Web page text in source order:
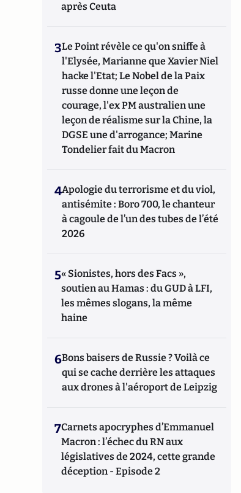
après Ceuta
3Le Point révèle ce qu'on sniffe à
l'Elysée, Marianne que Xavier Niel
hacke l'Etat; Le Nobel de la Paix
russe donne une leçon de
courage, l'ex PM australien une
leçon de réalisme sur la Chine, la
DGSE une d'arrogance; Marine
Tondelier fait du Macron
4Apologie du terrorisme et du viol,
antisémite : Boro 700, le chanteur
à cagoule de l’un des tubes de l’été
2026
5« Sionistes, hors des Facs »,
soutien au Hamas : du GUD à LFI,
les mêmes slogans, la même
haine
6Bons baisers de Russie ? Voilà ce
qui se cache derrière les attaques
aux drones à l'aéroport de Leipzig
7Carnets apocryphes d’Emmanuel
Macron : l’échec du RN aux
législatives de 2024, cette grande
déception - Episode 2